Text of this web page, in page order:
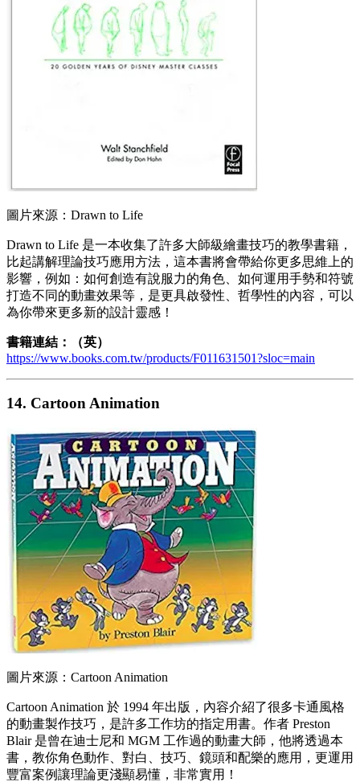
圖片來源：Drawn to Life
Drawn to Life 是一本收集了許多大師級繪畫技巧的教學書籍，
比起講解理論技巧應用方法，這本書將會帶給你更多思維上的
影響，例如：如何創造有說服力的角色、如何運用手勢和符號
打造不同的動畫效果等，是更具啟發性、哲學性的內容，可以
為你帶來更多新的設計靈感！
書籍連結：（英）
https://www.books.com.tw/products/F011631501?sloc=main
14. Cartoon Animation
圖片來源：Cartoon Animation
Cartoon Animation 於 1994 年出版，內容介紹了很多卡通風格
的動畫製作技巧，是許多工作坊的指定用書。作者 Preston
Blair 是曾在迪士尼和 MGM 工作過的動畫大師，他將透過本
書，教你角色動作、對白、技巧、鏡頭和配樂的應用，更運用
豐富案例讓理論更淺顯易懂，非常實用！